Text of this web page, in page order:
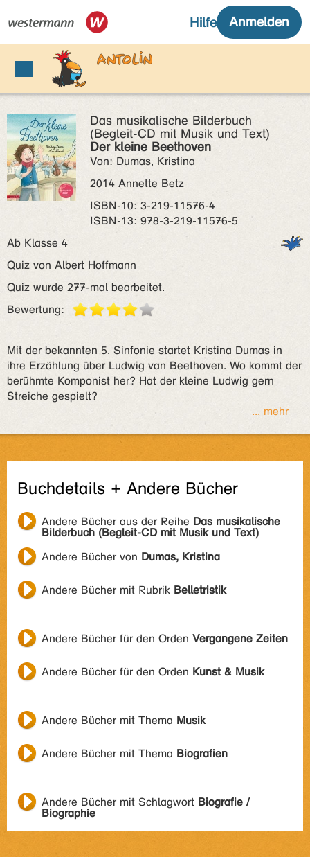
Das musikalische Bilderbuch
(Begleit-CD mit Musik und Text)
Der kleine Beethoven
Von: Dumas, Kristina
2014 Annette Betz
ISBN‑10: 3-219-11576-4
ISBN‑13: 978-3-219-11576-5
Ab Klasse 4
Quiz von Albert Hoffmann
Quiz wurde 277-mal bearbeitet.
Bewertung:
Mit der bekannten 5. Sinfonie startet Kristina Dumas in
ihre Erzählung über Ludwig van Beethoven. Wo kommt der
berühmte Komponist her? Hat der kleine Ludwig gern
Streiche gespielt?
... mehr
Buchdetails + Andere Bücher
Andere Bücher aus der Reihe Das musikalische
Bilderbuch (Begleit-CD mit Musik und Text)
Andere Bücher von Dumas, Kristina
Andere Bücher mit Rubrik Belletristik
Andere Bücher für den Orden Vergangene Zeiten
Andere Bücher für den Orden Kunst & Musik
Andere Bücher mit Thema Musik
Andere Bücher mit Thema Biografien
Andere Bücher mit Schlagwort Biografie /
Biographie